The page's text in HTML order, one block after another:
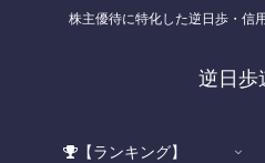
株主優待に特化した逆日歩・信
逆日歩
【ランキング】